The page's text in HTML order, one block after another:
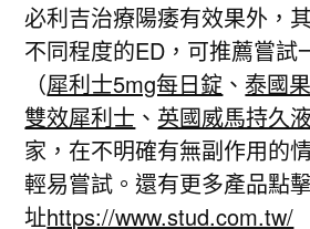
必利吉治療陽痿有效果外，
不同程度的ED，可推薦嘗試
（犀利士5mg每日錠 、 泰國
雙效犀利士 、 英國威馬持久
家，在不明確有無副作用的
輕易嘗試。還有更多產品點
址https://www.stud.com.tw/